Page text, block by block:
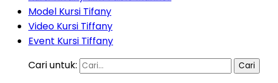
Model Kursi Tifany
Video Kursi Tiffany
Event Kursi Tiffany
Cari untuk: